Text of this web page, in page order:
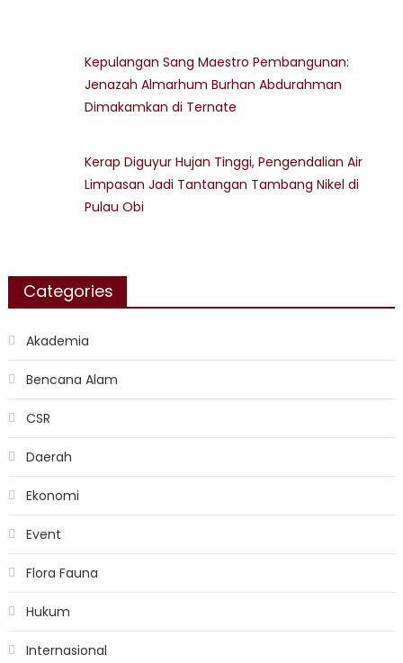
Kepulangan Sang Maestro Pembangunan:
Jenazah Almarhum Burhan Abdurahman
Dimakamkan di Ternate
Kerap Diguyur Hujan Tinggi, Pengendalian Air
Limpasan Jadi Tantangan Tambang Nikel di
Pulau Obi
Categories
Akademia
Bencana Alam
CSR
Daerah
Ekonomi
Event
Flora Fauna
Hukum
Internasional